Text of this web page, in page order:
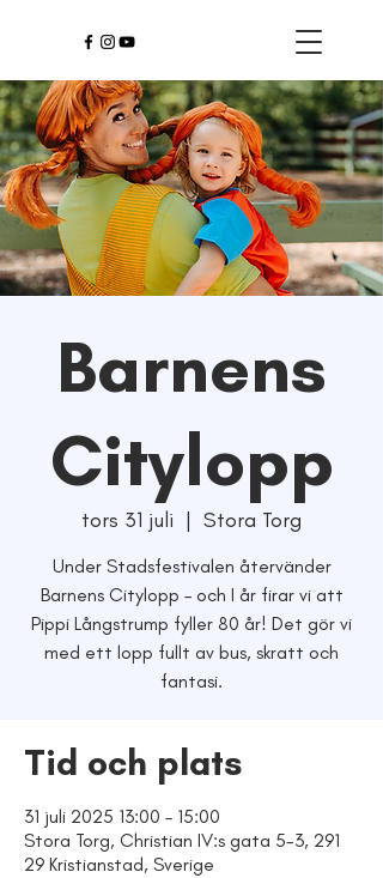
Barnens
Citylopp
tors 31 juli
  |
Stora Torg
Under Stadsfestivalen återvänder
Barnens Citylopp – och I år firar vi att
Pippi Långstrump fyller 80 år! Det gör vi
med ett lopp fullt av bus, skratt och
fantasi.
Tid och plats
31 juli 2025 13:00 – 15:00
Stora Torg, Christian IV:s gata 5-3, 291
29 Kristianstad, Sverige